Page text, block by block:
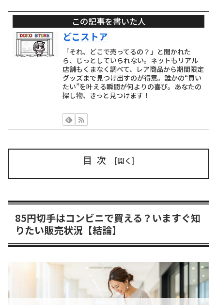
この記事を書いた人
どこストア
「それ、どこで売ってるの？」と聞かれた
ら、じっとしていられない。ネットもリアル
店舗もくまなく調べて、レア商品から期間限定
グッズまで見つけ出すのが得意。誰かの“買い
たい”を叶える瞬間が何よりの喜び。あなたの
探し物、きっと見つけます！
目次
85円切手はコンビニで買える？いますぐ知
りたい販売状況【結論】